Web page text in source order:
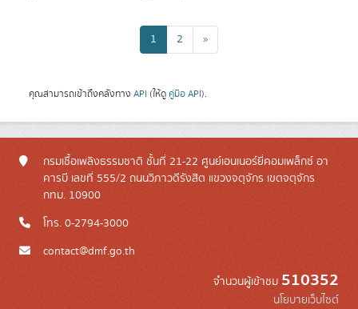
1 2 »
คุณสามารถเข้าถึงคลังทาง API (ให้ดู คู่มือ API).
กรมเชื้อเพลิงธรรมชาติ ชั้นที่ 21-22 ศูนย์เอนเนอร์ยี่คอมเพล็กซ์ อา
คารบี เลขที่ 555/2 ถนนวิภาวดีรังสิต แขวงจตุจักร เขตจตุจักร
กทม. 10900
โทร. 0-2794-3000
contact@dmf.go.th
จำนวนผู้เข้าชม 510352
นโยบายเว็บไซต์